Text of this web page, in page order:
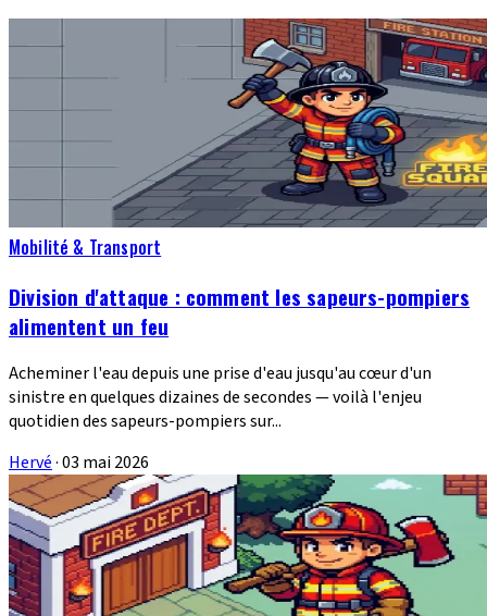
Mobilité & Transport
Division d'attaque : comment les sapeurs-pompiers
alimentent un feu
Acheminer l'eau depuis une prise d'eau jusqu'au cœur d'un
sinistre en quelques dizaines de secondes — voilà l'enjeu
quotidien des sapeurs-pompiers sur...
Hervé·03 mai 2026